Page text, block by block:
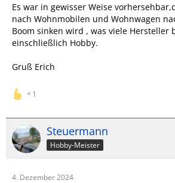
Es war in gewisser Weise
nach Wohnmobilen und Wohnwagen
Boom sinken wird , was viele Hersteller
einschließlich Hobby.
Gruß Erich
1
Steuermann
Hobby-Meister
4. Dezember 2024